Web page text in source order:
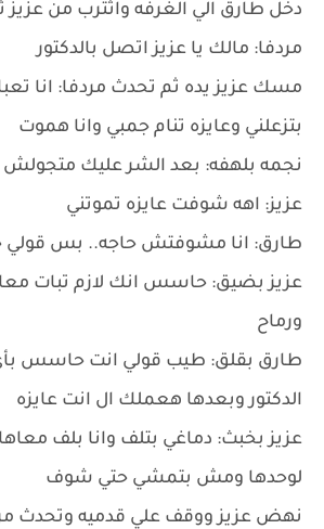
دخل طارق الي الغرفه واثترب من
مردفا: مالك يا عزيز اتصل بالدكتور
مسك عزيز يده ثم تحدث مردفا: انا
بتزعلني وعايزه تنام جمبي وانا هموت
نجمه بلهفه: بعد الشر عليك متجولش
عزيز: اهه شوفت عايزه تموتني
طارق: انا مشوفتش حاجه.. بس
عزيز بضيق: حاسس انك لازم تبات
ورماح
طارق بقلق: طيب قولي انت حاسس
الدكتور وبعدها هعملك ال انت عايزه
عزيز بخبث: دماغي بتلف وانا بلف
لوحدها ومش بتمشي حتي شوف
نهض عزيز ووقف علي قدميه وتحدث